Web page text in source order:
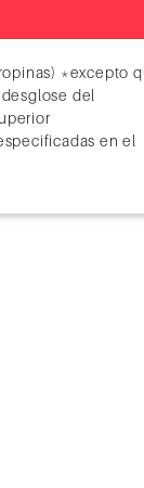
*excepto
del
en el